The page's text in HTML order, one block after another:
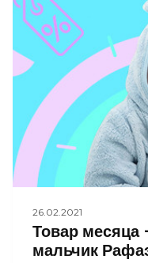
26.02.2021
Товар месяца
мальчик